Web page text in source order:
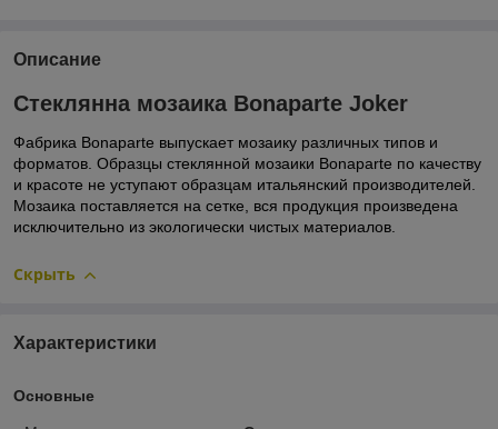
Описание
Стеклянна мозаика Bonaparte Joker
Фабрика Bonaparte выпускает мозаику различных типов и
форматов. Образцы стеклянной мозаики Bonaparte по качеству
и красоте не уступают образцам итальянский производителей.
Мозаика поставляется на сетке, вся продукция произведена
исключительно из экологически чистых материалов.
Скрыть
Характеристики
Основные